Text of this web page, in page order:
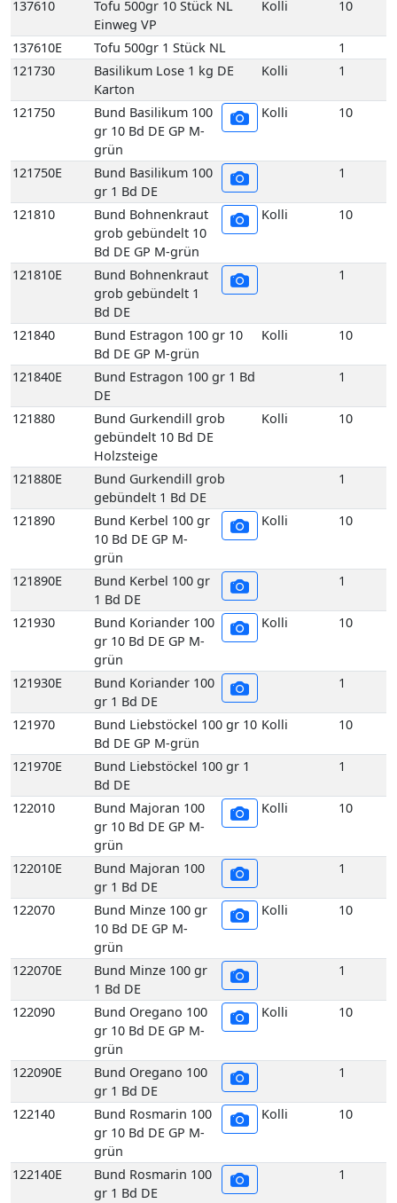
137610
Tofu 500gr 10 Stück NL
Einweg VP
Kolli 10
137610E Tofu 500gr 1 Stück NL
1
121730
Basilikum Lose 1 kg DE
Karton
Kolli 1
121750
Bund Basilikum 100
gr 10 Bd DE GP M-
grün
Kolli 10
121750E
Bund Basilikum 100
gr 1 Bd DE
1
121810
Bund Bohnenkraut
grob gebündelt 10
Bd DE GP M-grün
Kolli 10
121810E
Bund Bohnenkraut
grob gebündelt 1
Bd DE
1
121840
Bund Estragon 100 gr 10
Bd DE GP M-grün
Kolli 10
121840E
Bund Estragon 100 gr 1 Bd
DE
1
121880
Bund Gurkendill grob
gebündelt 10 Bd DE
Holzsteige
Kolli 10
121880E
Bund Gurkendill grob
gebündelt 1 Bd DE
1
121890
Bund Kerbel 100 gr
10 Bd DE GP M-
grün
Kolli 10
121890E
Bund Kerbel 100 gr
1 Bd DE
1
121930
Bund Koriander 100
gr 10 Bd DE GP M-
grün
Kolli 10
121930E
Bund Koriander 100
gr 1 Bd DE
1
121970
Bund Liebstöckel 100 gr 10
Bd DE GP M-grün
Kolli 10
121970E
Bund Liebstöckel 100 gr 1
Bd DE
1
122010
Bund Majoran 100
gr 10 Bd DE GP M-
grün
Kolli 10
122010E
Bund Majoran 100
gr 1 Bd DE
1
122070
Bund Minze 100 gr
10 Bd DE GP M-
grün
Kolli 10
122070E
Bund Minze 100 gr
1 Bd DE
1
122090
Bund Oregano 100
gr 10 Bd DE GP M-
grün
Kolli 10
122090E
Bund Oregano 100
gr 1 Bd DE
1
122140
Bund Rosmarin 100
gr 10 Bd DE GP M-
grün
Kolli 10
122140E
Bund Rosmarin 100
gr 1 Bd DE
1